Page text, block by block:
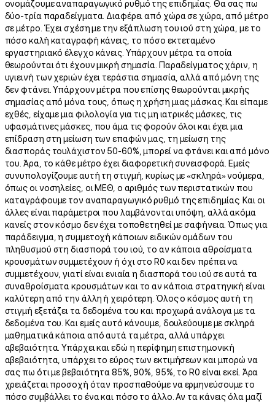
ονομάζουμε αναπαραγωγικό ρυθμό της επιδημίας. Θα σας πω
δύο-τρία παραδείγματα. Διαφέρει από χώρα σε χώρα, από μέτρο
σε μέτρο. Έχει σχέση με την εξάπλωση του ιού στη χώρα, με το
πόσο καλή καταγραφή κάνεις, το πόσο εκτεταμένο
εργαστηριακό έλεγχο κάνεις. Υπάρχουν μέτρα τα οποία
θεωρούνται ότι έχουν μικρή σημασία. Παραδείγματος χάριν, η
υγιεινή των χεριών έχει τεράστια σημασία, αλλά από μόνη της
δεν φτάνει. Υπάρχουν μέτρα που επίσης θεωρούνται μικρής
σημασίας από μόνα τους, όπως η χρήση μιας μάσκας. Και είπαμε
εχθές, είχαμε μια φιλολογία για τις μη ιατρικές μάσκες, τις
υφασμάτινες μάσκες, που άμα τις φορούν όλοι και έχει μια
επίδραση στη μείωση των επαφών μας, τη μείωση της
διασποράς τουλάχιστον 50-60%, μπορεί να φτάνει και από μόνο
του. Άρα, το κάθε μέτρο έχει διαφορετική συνεισφορά. Εμείς
συνυπολογίζουμε αυτή τη στιγμή, κυρίως με «σκληρά» νούμερα,
όπως οι νοσηλείες, οι ΜΕΘ, ο αριθμός των περιστατικών που
καταγράφουμε τον αναπαραγωγικό ρυθμό της επιδημίας. Και οι
άλλες είναι παράμετροι που λαμβάνονται υπόψη, αλλά ακόμα
κανείς στον κόσμο δεν έχει τοποθετηθεί με σαφήνεια. Όπως για
παράδειγμα, η συμμετοχή κάποιων ειδικών ομάδων του
πληθυσμού στη διασπορά του ιού, το αν κάποια αθροίσματα
κρουσμάτων συμμετέχουν ή όχι στο R0 και δεν πρέπει να
συμμετέχουν, γιατί είναι ενιαία η διασπορά του ιού σε αυτά τα
συναθροίσματα κρουσμάτων και το αν κάποια στρατηγική είναι
καλύτερη από την άλλη ή χειρότερη. Όλος ο κόσμος αυτή τη
στιγμή εξετάζει τα δεδομένα του και προχωρά ανάλογα με τα
δεδομένα του. Και εμείς αυτό κάνουμε, δουλεύουμε με σκληρά
μαθηματικά κάποια από αυτά τα μέτρα, αλλά υπάρχει
αβεβαιότητα. Υπάρχει και εδώ η περίφημη επιστημονική
αβεβαιότητα, υπάρχει το εύρος των εκτιμήσεων και μπορώ να
σας πω ότι με βεβαιότητα 85%, 90%, 95%, το R0 είναι εκεί. Άρα
χρειάζεται προσοχή όταν προσπαθούμε να ερμηνεύσουμε το
πόσο συμβάλλει το ένα και πόσο το άλλο. Αν τα κάνεις όλα μαζί